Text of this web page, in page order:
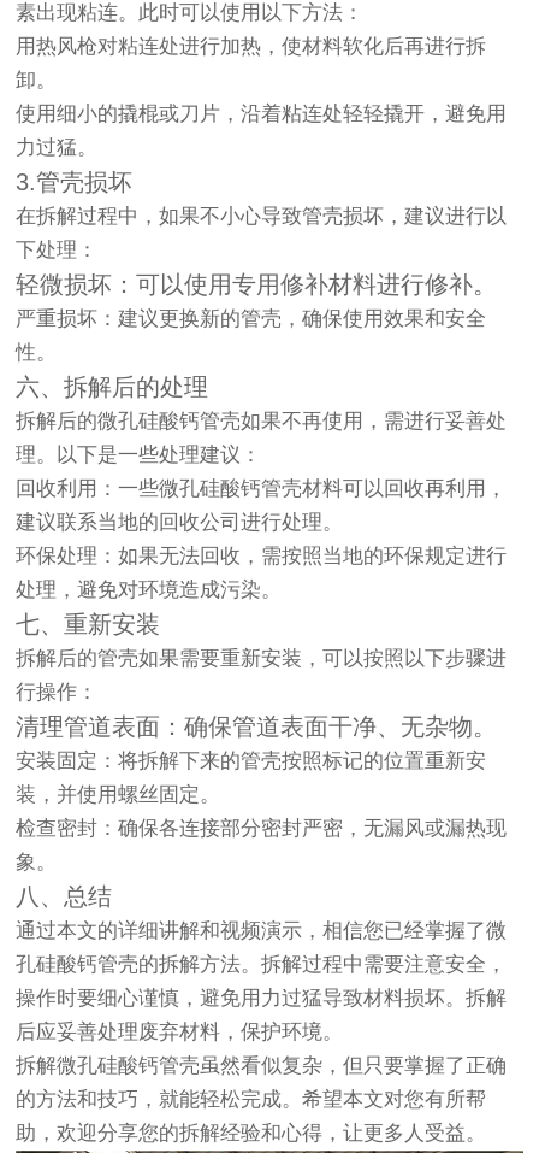
素出现粘连。此时可以使用以下方法：
用热风枪对粘连处进行加热，使材料软化后再进行拆
卸。
使用细小的撬棍或刀片，沿着粘连处轻轻撬开，避免用
力过猛。
3.管壳损坏
在拆解过程中，如果不小心导致管壳损坏，建议进行以
下处理：
轻微损坏：可以使用专用修补材料进行修补。
严重损坏：建议更换新的管壳，确保使用效果和安全
性。
六、拆解后的处理
拆解后的微孔硅酸钙管壳如果不再使用，需进行妥善处
理。以下是一些处理建议：
回收利用：一些微孔硅酸钙管壳材料可以回收再利用，
建议联系当地的回收公司进行处理。
环保处理：如果无法回收，需按照当地的环保规定进行
处理，避免对环境造成污染。
七、重新安装
拆解后的管壳如果需要重新安装，可以按照以下步骤进
行操作：
清理管道表面：确保管道表面干净、无杂物。
安装固定：将拆解下来的管壳按照标记的位置重新安
装，并使用螺丝固定。
检查密封：确保各连接部分密封严密，无漏风或漏热现
象。
八、总结
通过本文的详细讲解和视频演示，相信您已经掌握了微
孔硅酸钙管壳的拆解方法。拆解过程中需要注意安全，
操作时要细心谨慎，避免用力过猛导致材料损坏。拆解
后应妥善处理废弃材料，保护环境。
拆解微孔硅酸钙管壳虽然看似复杂，但只要掌握了正确
的方法和技巧，就能轻松完成。希望本文对您有所帮
助，欢迎分享您的拆解经验和心得，让更多人受益。